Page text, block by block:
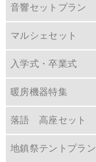
音響セットプラン
マルシェセット
入学式・卒業式
暖房機器特集
落語 高座セット
地鎮祭テントプラン